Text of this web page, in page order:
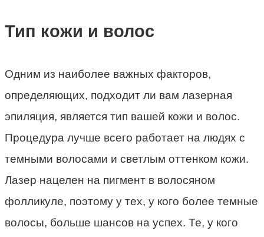
Тип кожи и волос
Одним из наиболее важных факторов,
определяющих, подходит ли вам лазерная
эпиляция, является тип вашей кожи и волос.
Процедура лучше всего работает на людях с
темными волосами и светлым оттенком кожи.
Лазер нацелен на пигмент в волосяном
фолликуле, поэтому у тех, у кого более темные
волосы, больше шансов на успех. Те, у кого